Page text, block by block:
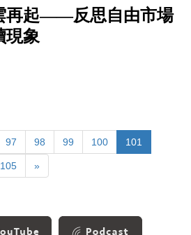
再起——反思自由市場
現象
97 98 99 100 101
105 »